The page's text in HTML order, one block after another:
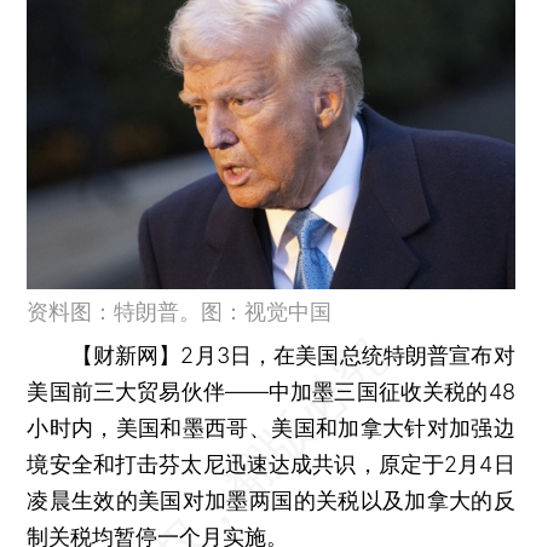
资料图：特朗普。图：视觉中国
【财新网】 2月3日，在美国总统特朗普宣布对
美国前三大贸易伙伴——中加墨三国征收关税的48
小时内，美国和墨西哥、美国和加拿大针对加强边
境安全和打击芬太尼迅速达成共识，原定于2月4日
凌晨生效的美国对加墨两国的关税以及加拿大的反
制关税均暂停一个月实施。